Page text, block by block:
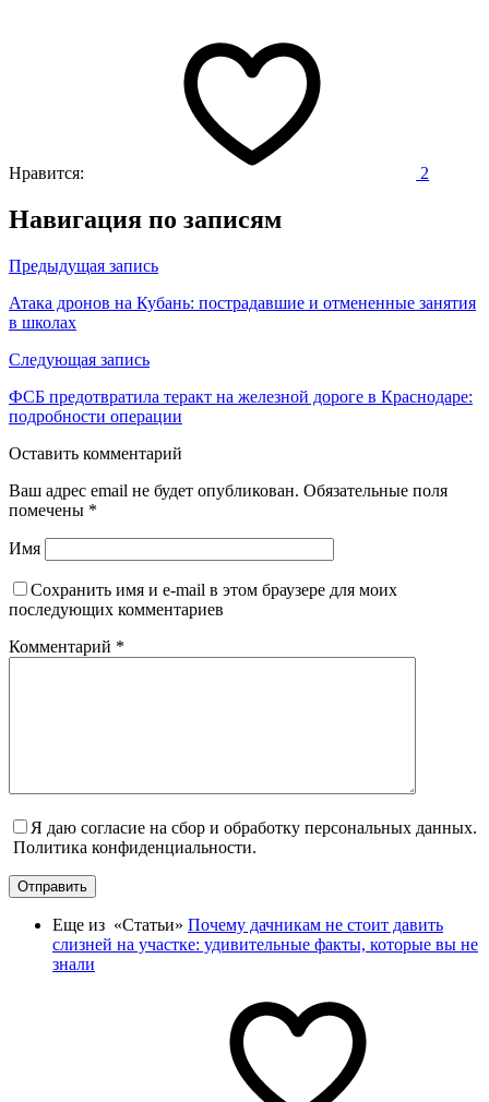
Нравится: 2
Навигация по записям
Предыдущая запись
Атака дронов на Кубань: пострадавшие и отмененные занятия
в школах
Следующая запись
ФСБ предотвратила теракт на железной дороге в Краснодаре:
подробности операции
Оставить комментарий
Ваш адрес email не будет опубликован. Обязательные поля
помечены *
Имя
Сохранить имя и e-mail в этом браузере для моих
последующих комментариев
Комментарий *
Я даю согласие на сбор и обработку персональных данных.
Политика конфиденциальности.
Отправить
Еще из «Статьи» Почему дачникам не стоит давить
слизней на участке: удивительные факты, которые вы не
знали